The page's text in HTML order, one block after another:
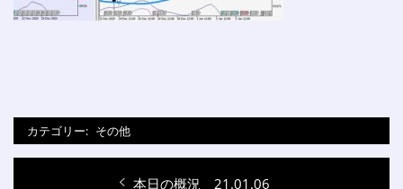
カテゴリー: その他
過
本日の概況 21.01.06